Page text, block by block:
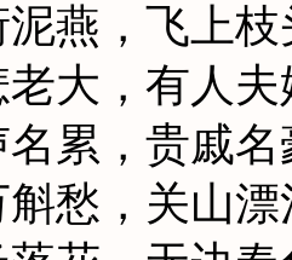
泥燕，飞上
大，有人
累，贵戚
愁，关山